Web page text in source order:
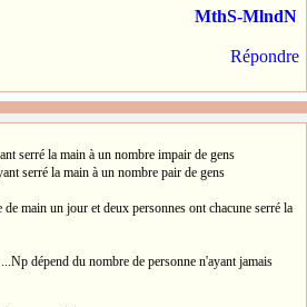
MthS-MlndN
Répondre
serré la main à un nombre impair de gens
serré la main à un nombre pair de gens
main un jour et deux personnes ont chacune serré la
dépend du nombre de personne n'ayant jamais